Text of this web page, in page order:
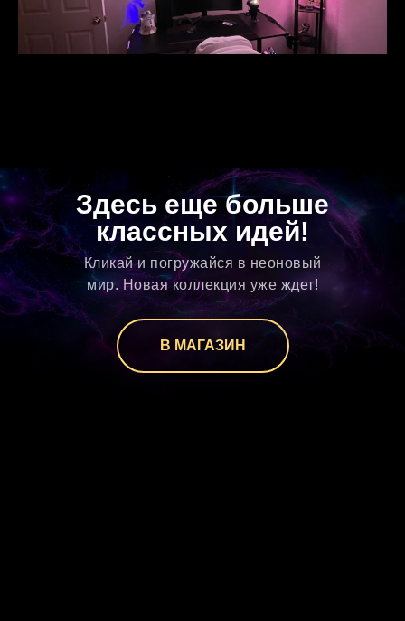
Кликай и погружайся в неоновый
мир. Новая коллекция уже ждет!
Здесь еще больше
классных идей!
В МАГАЗИН